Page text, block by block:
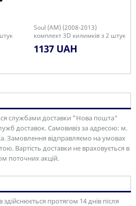
Soul (AM) (2008-2013)
комплект 3D килимків з 2 штук
1137 UAH
службами доставки "Нова пошта"
доставок. Самовивіз за адресою: м.
Замовлення відправляємо на умовах
Вартість доставки не враховується в
поточних акцій.
протягом 14 днів після